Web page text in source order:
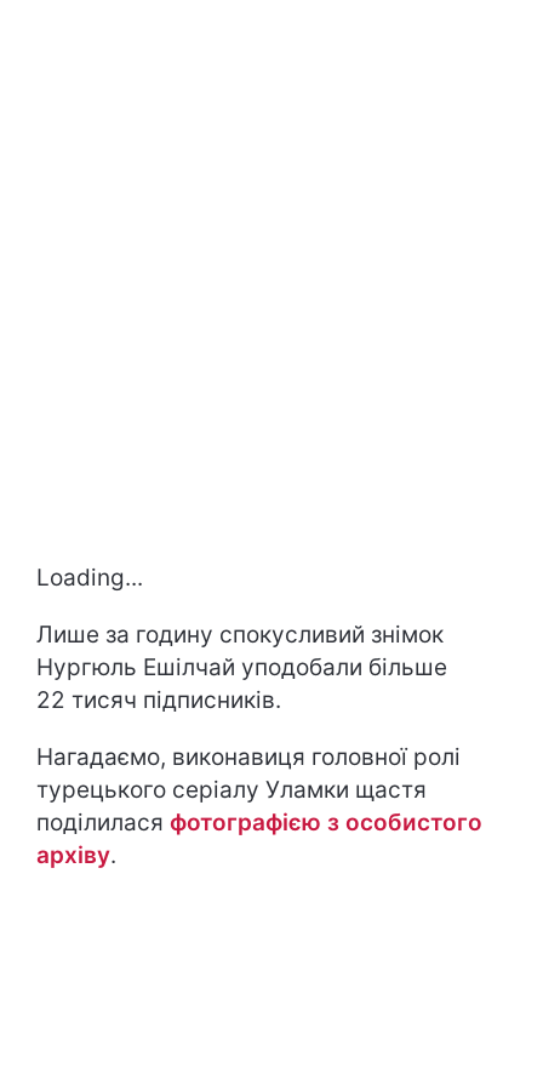
Loading...
Лише за годину спокусливий знімок
Нургюль Ешілчай уподобали більше
22 тисяч підписників.
Нагадаємо, виконавиця головної ролі
турецького серіалу Уламки щастя
поділилася фотографією з особистого
архіву.